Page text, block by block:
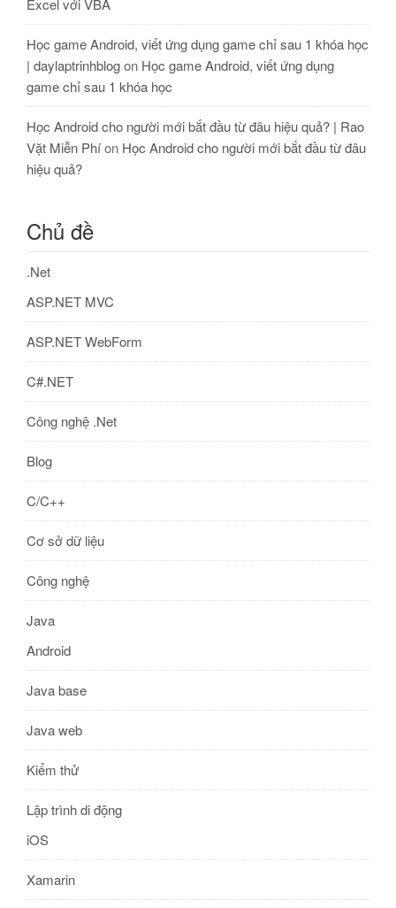
Học game Android, viết ứng dụng game chỉ sau 1 khóa học
| daylaptrinhblogon Học game Android, viết ứng dụng
game chỉ sau 1 khóa học
Học Android cho người mới bắt đầu từ đâu hiệu quả? | Rao
Vặt Miễn Phíon Học Android cho người mới bắt đầu từ đâu
hiệu quả?
Chủ đề
.Net
ASP.NET MVC
ASP.NET WebForm
C#.NET
Công nghệ .Net
Blog
C/C++
Cơ sở dữ liệu
Công nghệ
Java
Android
Java base
Java web
Kiểm thử
Lập trình di động
iOS
Xamarin